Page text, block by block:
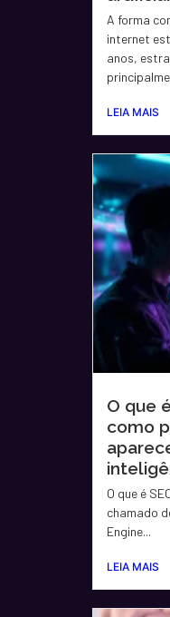
A forma
internet
anos,
LEIA MAIS
O que
como
O que é
chamado
Engine...
LEIA MAIS